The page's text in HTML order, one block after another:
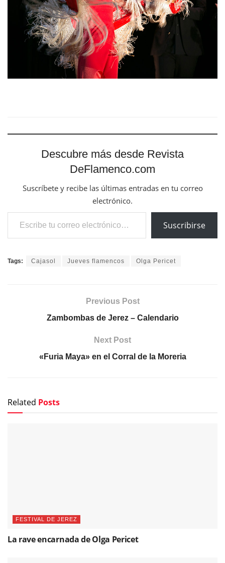
Descubre más desde Revista
DeFlamenco.com
Suscríbete y recibe las últimas entradas en tu correo
electrónico.
Escribe tu correo electrónico…
Suscribirse
Tags: Cajasol Jueves flamencos Olga Pericet
Previous Post
Zambombas de Jerez – Calendario
Next Post
«Furia Maya» en el Corral de la Moreria
Related Posts
FESTIVAL DE JEREZ
La rave encarnada de Olga Pericet